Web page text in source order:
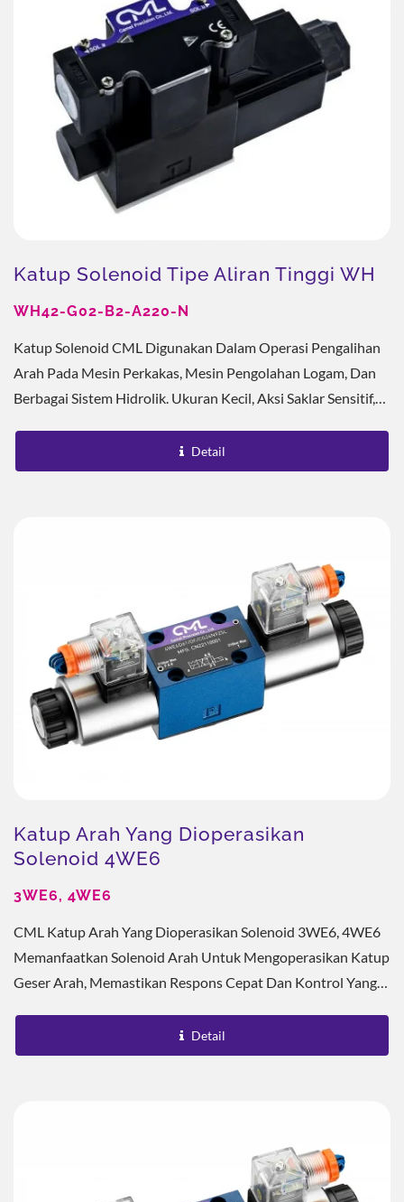
Katup Solenoid Tipe Aliran Tinggi WH
WH42-G02-B2-A220-N
Katup Solenoid CML Digunakan Dalam Operasi Pengalihan
Arah Pada Mesin Perkakas, Mesin Pengolahan Logam, Dan
Berbagai Sistem Hidrolik. Ukuran Kecil, Aksi Saklar Sensitif,
Detail
Katup Arah Yang Dioperasikan
Solenoid 4WE6
3WE6, 4WE6
CML Katup Arah Yang Dioperasikan Solenoid 3WE6, 4WE6
Memanfaatkan Solenoid Arah Untuk Mengoperasikan Katup
Geser Arah, Memastikan Respons Cepat Dan Kontrol Yang
Detail